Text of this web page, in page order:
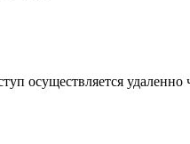
осуществляется удаленно